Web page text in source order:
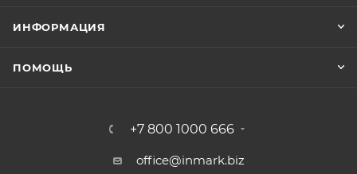
ИНФОРМАЦИЯ
ПОМОЩЬ
+7 800 1000 666
office@inmark.biz